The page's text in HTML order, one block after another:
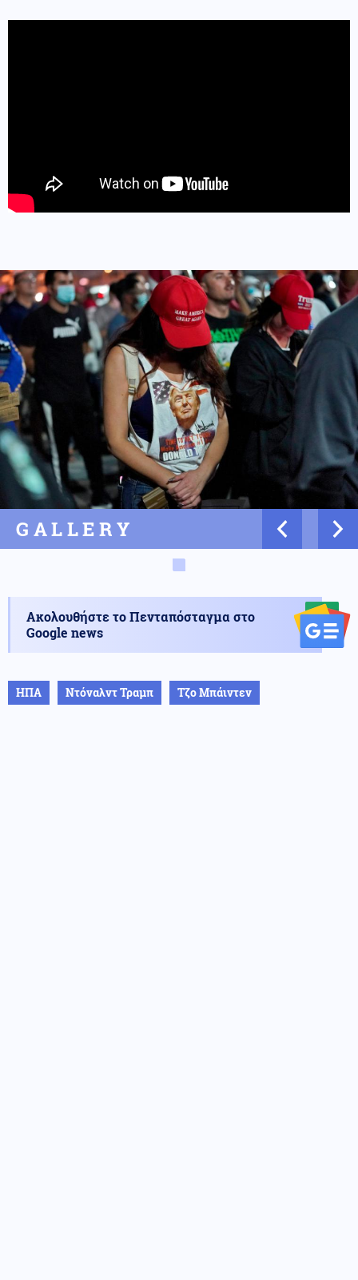
GALLERY
Ακολουθήστε το Πενταπόσταγμα στο
Google news
ΗΠΑ Ντόναλντ Τραμπ Τζο Μπάιντεν